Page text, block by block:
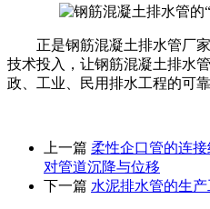
正是钢筋混凝土排水管厂
技术投入，让钢筋混凝土排水
政、工业、民用排水工程的可靠
上一篇 柔性企口管的连
对管道沉降与位移
下一篇 水泥排水管的生